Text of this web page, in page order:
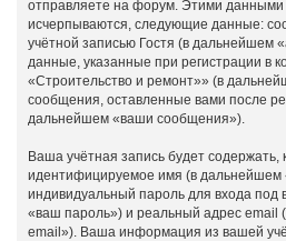
отправляете на форум. Этими данными
исчерпываются, следующие данные:
учётной записью Гостя (в дальнейшем
данные, указанные при регистрации в
«Строительство и ремонт»» (в
сообщения, оставленные вами после
дальнейшем «ваши сообщения»).
Ваша учётная запись будет
идентифицируемое имя (в дальнейшем
индивидуальный пароль для входа под
«ваш пароль») и реальный адрес email
email»). Ваша информация из вашей